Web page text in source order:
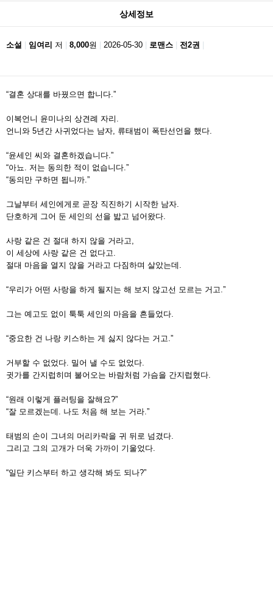
상세정보
소설 임여리 저 8,000원 2026-05-30 로맨스 전2권
“결혼 상대를 바꿨으면 합니다.”
이복언니 윤미나의 상견례 자리.
언니와 5년간 사귀었다는 남자, 류태범이 폭탄선언을 했다.
“윤세인 씨와 결혼하겠습니다.”
“아뇨. 저는 동의한 적이 없습니다.”
“동의만 구하면 됩니까.”
그날부터 세인에게로 곧장 직진하기 시작한 남자.
단호하게 그어 둔 세인의 선을 밟고 넘어왔다.
사랑 같은 건 절대 하지 않을 거라고,
이 세상에 사랑 같은 건 없다고.
절대 마음을 열지 않을 거라고 다짐하며 살았는데.
“우리가 어떤 사랑을 하게 될지는 해 보지 않고선 모르는 거고.”
그는 예고도 없이 툭툭 세인의 마음을 흔들었다.
“중요한 건 나랑 키스하는 게 싫지 않다는 거고.”
거부할 수 없었다. 밀어 낼 수도 없었다.
귓가를 간지럽히며 불어오는 바람처럼 가슴을 간지럽혔다.
“원래 이렇게 플러팅을 잘해요?”
“잘 모르겠는데. 나도 처음 해 보는 거라.”
태범의 손이 그녀의 머리카락을 귀 뒤로 넘겼다.
그리고 그의 고개가 더욱 가까이 기울었다.
“일단 키스부터 하고 생각해 봐도 되나?”